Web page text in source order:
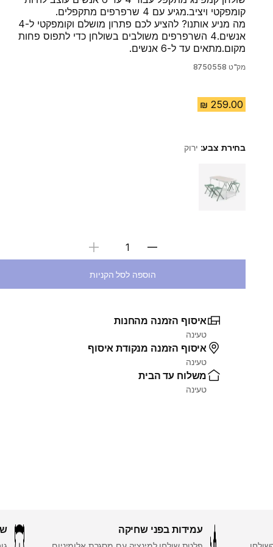
קומפקטי ויציב.מגיע עם 4 שרפרפים מתקפלים.
מה מניע אותנו? להציע לכם פתרון מושלם וקומפקטי ל-4
אנשים.4 השרפרפים משולבים בשולחן כדי לתפוס פחות
מקום.מתאים עד ל-6 אנשים.
מק"ט 8750558
בחירת צבע: ירוק
בחירת כמות
הוספה לסל הקניות
איסוף הזמנה מהחנות
טעינה
איסוף הזמנה מנקודת איסוף
טעינה
משלוח עד הבית
טעינה
עמידות בפני שחיקה